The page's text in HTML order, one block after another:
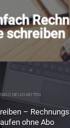
schreiben
NEUIGKEITEN
–
ohne Abo